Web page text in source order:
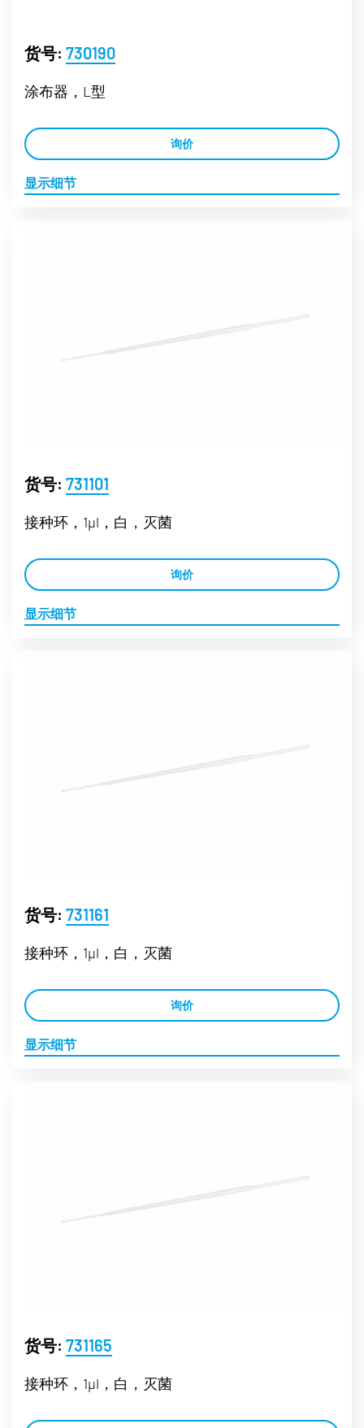
货号: 730190
涂布器，L型
询价
显示细节
货号: 731101
接种环，1µl，白，灭菌
询价
显示细节
货号: 731161
接种环，1µl，白，灭菌
询价
显示细节
货号: 731165
接种环，1µl，白，灭菌